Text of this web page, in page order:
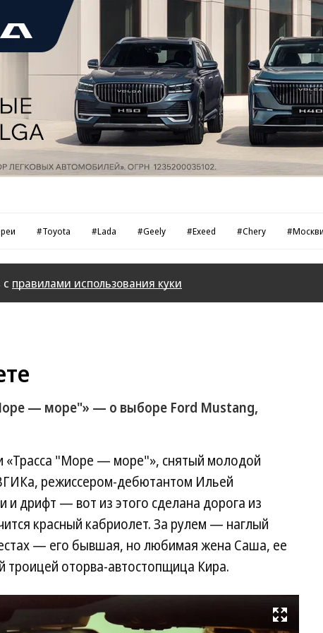
#Toyota #Lada #Geely #Exeed #Chery
правилами использования куки
— море"» — о выборе Ford Mustang,
«Трасса "Море — море"», снятый молодой
режиссером-дебютантом Ильей
дрифт — вот из этого сделана дорога из
красный кабриолет. За рулем — наглый
— его бывшая, но любимая жена Саша, ее
троицей оторва-автостопщица Кира.
Развернуть на весь экран